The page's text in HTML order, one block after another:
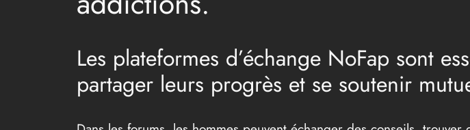
Les plateformes d’échange NoFap sont
partager leurs progrès et se soutenir